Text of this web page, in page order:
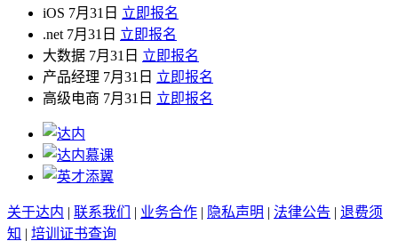
iOS 7月31日 立即报名
.net 7月31日 立即报名
大数据 7月31日 立即报名
产品经理 7月31日 立即报名
高级电商 7月31日 立即报名
关于达内 | 联系我们 | 业务合作 | 隐私声明 | 法律公告 | 退费须
知 | 培训证书查询